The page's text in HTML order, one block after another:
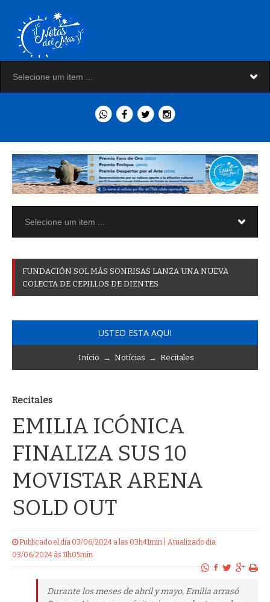
FUNDACIÓN SOL MÁS SONRISAS LANZA UNA NUEVA
COLECTA DE CEPILLOS DE DIENTES
USTED ESTA AQUI
Início → Notícias → Recitales
Recitales
EMILIA ICÓNICA
FINALIZA SUS 10
MOVISTAR ARENA
SOLD OUT
Publicado el dia 03/06/2024 a las 03h41min | Atualizado dia
03/06/2024 às 11h05min
Durante los meses de abril y mayo, Emilia arrasó